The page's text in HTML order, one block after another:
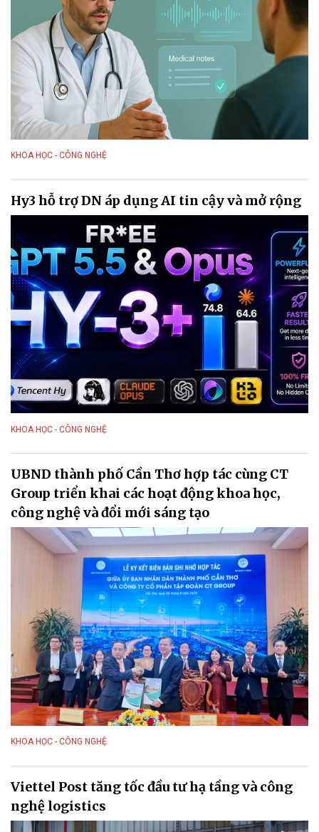
KHOA HỌC - CÔNG NGHỆ
Hy3 hỗ trợ DN áp dụng AI tin cậy và mở rộng
KHOA HỌC - CÔNG NGHỆ
UBND thành phố Cần Thơ hợp tác cùng CT
Group triển khai các hoạt động khoa học,
công nghệ và đổi mới sáng tạo
KHOA HỌC - CÔNG NGHỆ
Viettel Post tăng tốc đầu tư hạ tầng và công
nghệ logistics